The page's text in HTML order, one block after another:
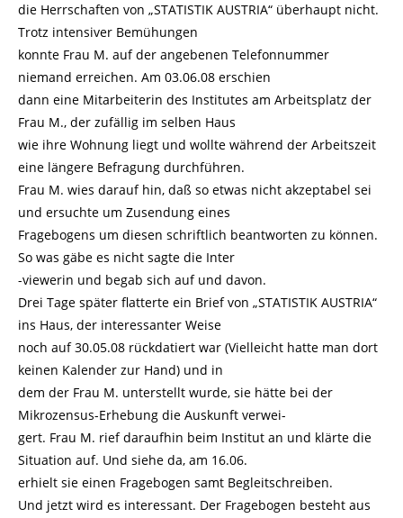
die Herrschaften von „STATISTIK AUSTRIA“ überhaupt nicht.
Trotz intensiver Bemühungen
konnte Frau M. auf der angebenen Telefonnummer
niemand erreichen. Am 03.06.08 erschien
dann eine Mitarbeiterin des Institutes am Arbeitsplatz der
Frau M., der zufällig im selben Haus
wie ihre Wohnung liegt und wollte während der Arbeitszeit
eine längere Befragung durchführen.
Frau M. wies darauf hin, daß so etwas nicht akzeptabel sei
und ersuchte um Zusendung eines
Fragebogens um diesen schriftlich beantworten zu können.
So was gäbe es nicht sagte die Inter
-viewerin und begab sich auf und davon.
Drei Tage später flatterte ein Brief von „STATISTIK AUSTRIA“
ins Haus, der interessanter Weise
noch auf 30.05.08 rückdatiert war (Vielleicht hatte man dort
keinen Kalender zur Hand) und in
dem der Frau M. unterstellt wurde, sie hätte bei der
Mikrozensus-Erhebung die Auskunft verwei-
gert. Frau M. rief daraufhin beim Institut an und klärte die
Situation auf. Und siehe da, am 16.06.
erhielt sie einen Fragebogen samt Begleitschreiben.
Und jetzt wird es interessant. Der Fragebogen besteht aus